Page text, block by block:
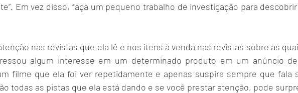
Em vez disso, faça um pequeno trabalho de investigação para
nas revistas que ela lê e nos itens à venda nas revistas sobre as
algum interesse em um determinado produto em um anúncio
filme que ela foi ver repetidamente e apenas suspira sempre que fala
todas as pistas que ela está dando e se você prestar atenção, pode